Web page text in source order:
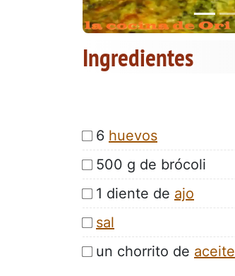
Ingredientes
6 huevos
500 g de brócoli
1 diente de ajo
sal
un chorrito de aceite